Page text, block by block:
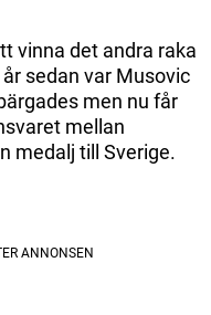
vinna det andra raka
sedan var Musovic
men nu får
mellan
medalj till Sverige.